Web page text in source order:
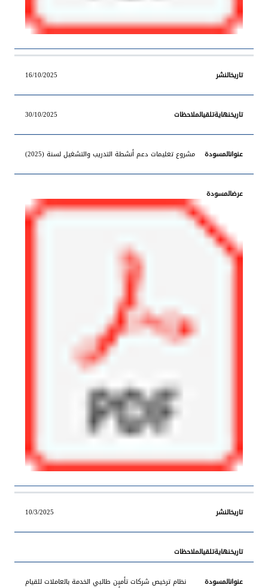
16/10/2025
30/10/2025
مشروع تعليمات دعم أنشطة التدريب والتشغيل لسنة (2025)
10/3/2025
نظام ترخيص شركات تأمين طالبي الخدمة بالعاملات للقيام